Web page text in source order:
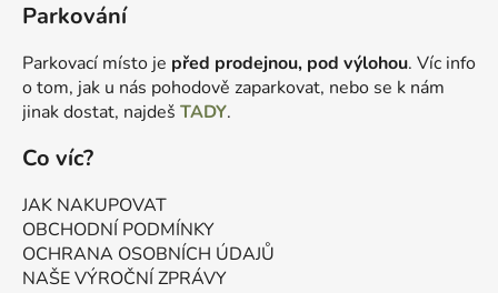
Parkování
Parkovací místo je před prodejnou, pod výlohou. Víc info
o tom, jak u nás pohodově zaparkovat, nebo se k nám
jinak dostat, najdeš TADY.
Co víc?
JAK NAKUPOVAT
OBCHODNÍ PODMÍNKY
OCHRANA OSOBNÍCH ÚDAJŮ
NAŠE VÝROČNÍ ZPRÁVY